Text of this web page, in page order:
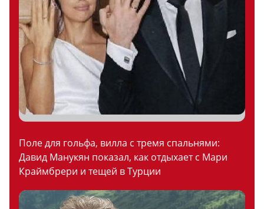
Поле для гольфа, вилла с тремя спальнями:
Давид Манукян показал, как отдыхает с Мари
Краймбрери и тещей в Турции